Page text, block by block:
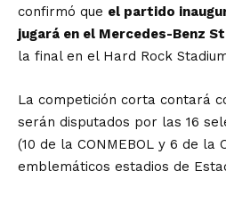
confirmó que el partido
jugará en el Mercedes-Benz
la final en el Hard Rock
La competición corta contará
serán disputados por las 16
(10 de la CONMEBOL y 6 de la
emblemáticos estadios de